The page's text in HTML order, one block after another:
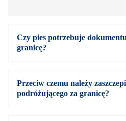
Czy pies potrzebuje
granicę?
Przeciw czemu należy
podróżującego za granicę?